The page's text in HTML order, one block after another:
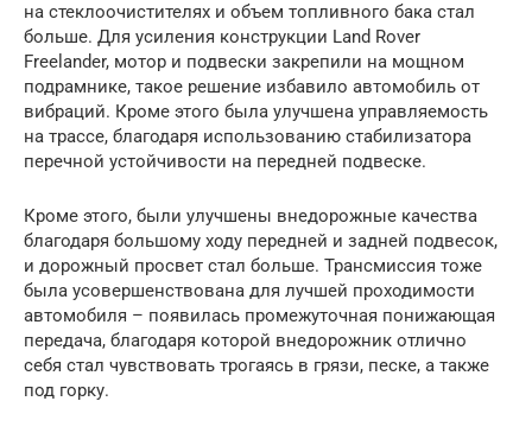
на стеклоочистителях и объем топливного бака стал
больше. Для усиления конструкции Land Rover
Freelander, мотор и подвески закрепили на мощном
подрамнике, такое решение избавило автомобиль от
вибраций. Кроме этого была улучшена управляемость
на трассе, благодаря использованию стабилизатора
перечной устойчивости на передней подвеске.
Кроме этого, были улучшены внедорожные качества
благодаря большому ходу передней и задней подвесок,
и дорожный просвет стал больше. Трансмиссия тоже
была усовершенствована для лучшей проходимости
автомобиля – появилась промежуточная понижающая
передача, благодаря которой внедорожник отлично
себя стал чувствовать трогаясь в грязи, песке, а также
под горку.